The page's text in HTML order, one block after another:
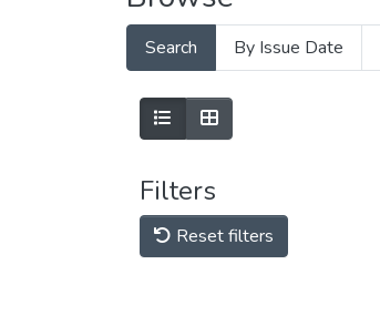
Search By Issue Date
Filters
Reset filters